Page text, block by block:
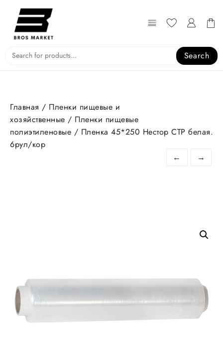
Перейти
содержимому
Search
Главная / Пленки пищевые и
хозяйственные / Пленки пищевые
полиэтиленовые / Пленка 45*250 Нестор СТР белая.
6рул/кор
←
→